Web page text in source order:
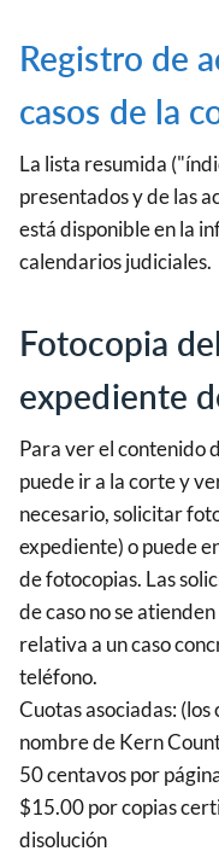
Registro de
casos de la
La lista resumida
presentados y de las
está disponible en la
calendarios judiciales.
Fotocopia
expediente
Para ver el contenido
puede ir a la corte y
necesario, solicitar
expediente) o puede
de fotocopias. Las
de caso no se
relativa a un caso
teléfono.
Cuotas asociadas:
nombre de Kern
50 centavos por
$15.00 por copias
disolución